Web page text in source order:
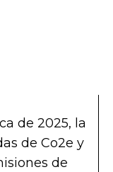
de 2025, la
de Co2e y
de